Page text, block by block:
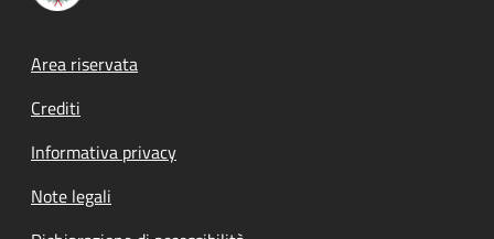
Footer menu
Area riservata
Crediti
Informativa privacy
Note legali